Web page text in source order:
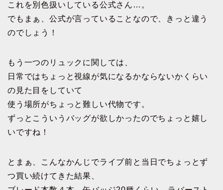
これを別色扱いしている公式さん…。
でもまぁ、公式が言っていることなので、きっと違う
のでしょう！
もう一つのリュックに関しては、
日常ではちょっと視線が気になるかならないかくらい
の見た目をしていて
使う場所がちょっと難しい代物です。
ずっとこういうバッグが欲しかったのでちょっと嬉し
いですね！
とまぁ、こんなかんじでライブ前と当日でちょっとず
つ買い続けてきた結果、